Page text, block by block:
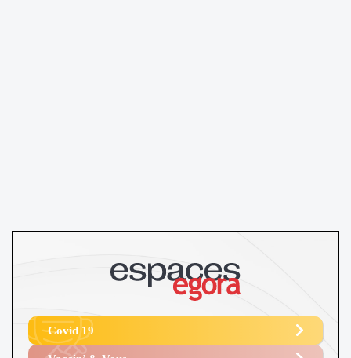
Covid 19